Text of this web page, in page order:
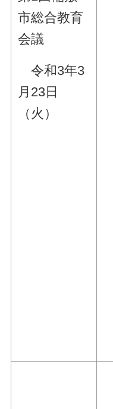
市総合教育
会議
令和3年3
月23日
（火）